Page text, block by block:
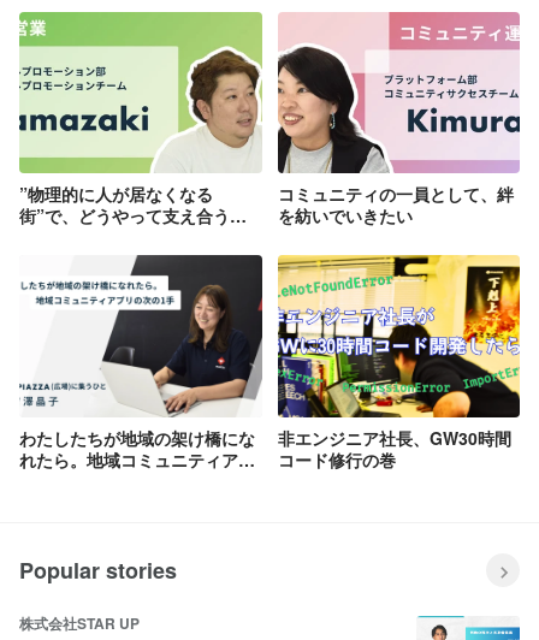
”物理的に人が居なくなる
街”で、どうやって支え合う？
コミュニティの一員として、絆
を紡いでいきたい
わたしたちが地域の架け橋にな
れたら。地域コミュニティアプ
非エンジニア社長、GW30時間
コード修行の巻
Popular stories
株式会社STAR UP